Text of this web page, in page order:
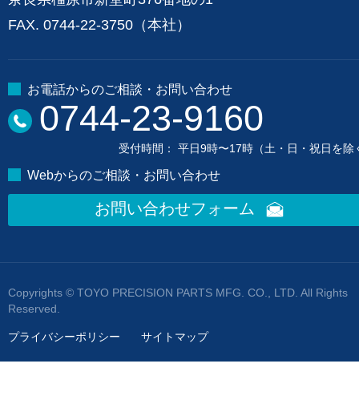
FAX. 0744-22-3750（本社）
お電話からのご相談・お問い合わせ
0744-23-9160
受付時間： 平日9時〜17時（土・日・祝日を除
Webからのご相談・お問い合わせ
お問い合わせフォーム
Copyrights © TOYO PRECISION PARTS MFG. CO., LTD. All Rights
Reserved.
プライバシーポリシー サイトマップ